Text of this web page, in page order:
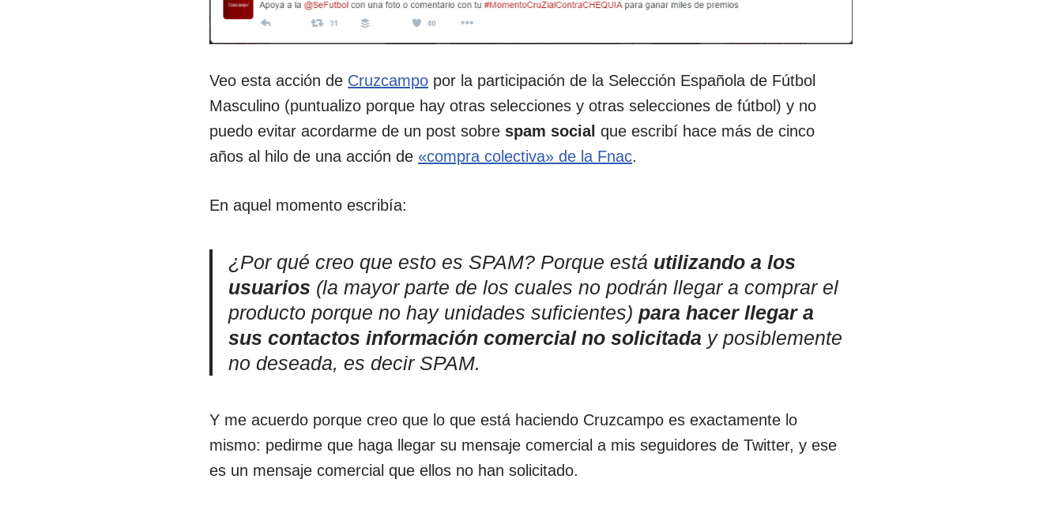
Veo esta acción de Cruzcampo por la participación de la Selección Española de Fútbol
Masculino (puntualizo porque hay otras selecciones y otras selecciones de fútbol) y no
puedo evitar acordarme de un post sobre spam social que escribí hace más de cinco
años al hilo de una acción de «compra colectiva» de la Fnac.
En aquel momento escribía:
¿Por qué creo que esto es SPAM? Porque está utilizando a los
usuarios (la mayor parte de los cuales no podrán llegar a comprar el
producto porque no hay unidades suficientes)para hacer llegar a
sus contactos información comercial no solicitada y posiblemente
no deseada, es decir SPAM.
Y me acuerdo porque creo que lo que está haciendo Cruzcampo es exactamente lo
mismo: pedirme que haga llegar su mensaje comercial a mis seguidores de Twitter, y ese
es un mensaje comercial que ellos no han solicitado.